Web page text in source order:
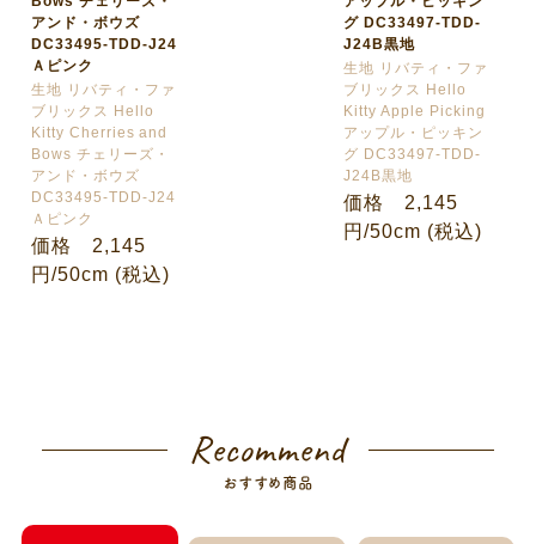
アンド・ボウズ
DC33495-TDD-J24
Ａピンク
生地 リバティ・ファ
ブリックス Hello
Kitty Cherries and
Bows チェリーズ・
アンド・ボウズ
DC33495-TDD-J24
Ａピンク
価格 2,145
円/50cm (税込)
グ DC33497-TDD-
J24B黒地
生地 リバティ・ファ
ブリックス Hello
Kitty Apple Picking
アップル・ピッキン
グ DC33497-TDD-
J24B黒地
価格 2,145
円/50cm (税込)
Recommend
おすすめ商品